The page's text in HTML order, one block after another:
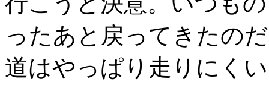
ったあと戻ってきたの
道はやっぱり走りにく